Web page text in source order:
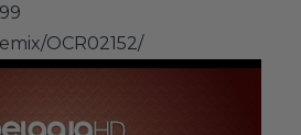
OCR02152/